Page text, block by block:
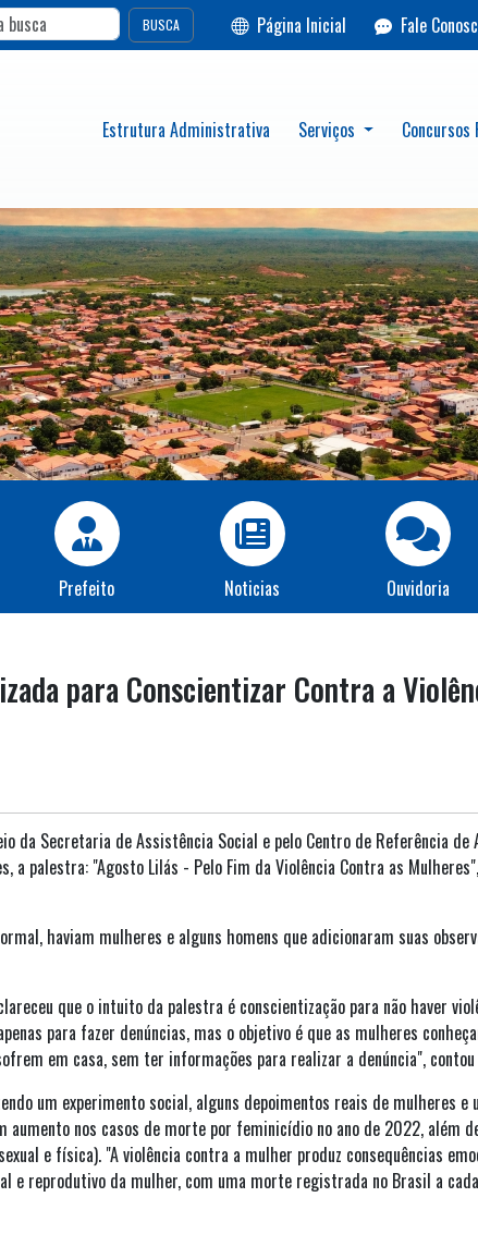
BUSCA Página Inicial Fale
Estrutura Administrativa Serviços
Prefeito Noticias Ouvidoria
para Conscientizar Contra a
da Secretaria de Assistência Social e pelo Centro de Referência de
a palestra: "Agosto Lilás - Pelo Fim da Violência Contra as
haviam mulheres e alguns homens que adicionaram suas
que o intuito da palestra é conscientização para não haver
para fazer denúncias, mas o objetivo é que as mulheres
em casa, sem ter informações para realizar a denúncia", contou
um experimento social, alguns depoimentos reais de mulheres e
aumento nos casos de morte por feminicídio no ano de 2022, além
e física). "A violência contra a mulher produz consequências
e reprodutivo da mulher, com uma morte registrada no Brasil a